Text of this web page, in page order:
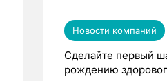
Новости компаний
Сделайте первый
рождению